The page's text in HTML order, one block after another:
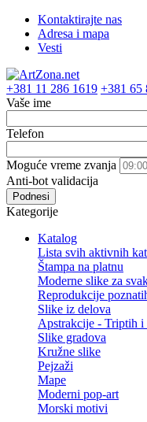
Kontaktirajte nas
Adresa i mapa
Vesti
+381 11 286 1619 +381 65
Vaše ime
Telefon
Moguće vreme zvanja
Anti-bot validacija
Podnesi
Kategorije
Katalog
Lista svih aktivnih
Štampa na platnu
Moderne slike za
Reprodukcije
Slike iz delova
Apstrakcije - Triptih
Slike gradova
Kružne slike
Pejzaži
Mape
Moderni pop-art
Morski motivi